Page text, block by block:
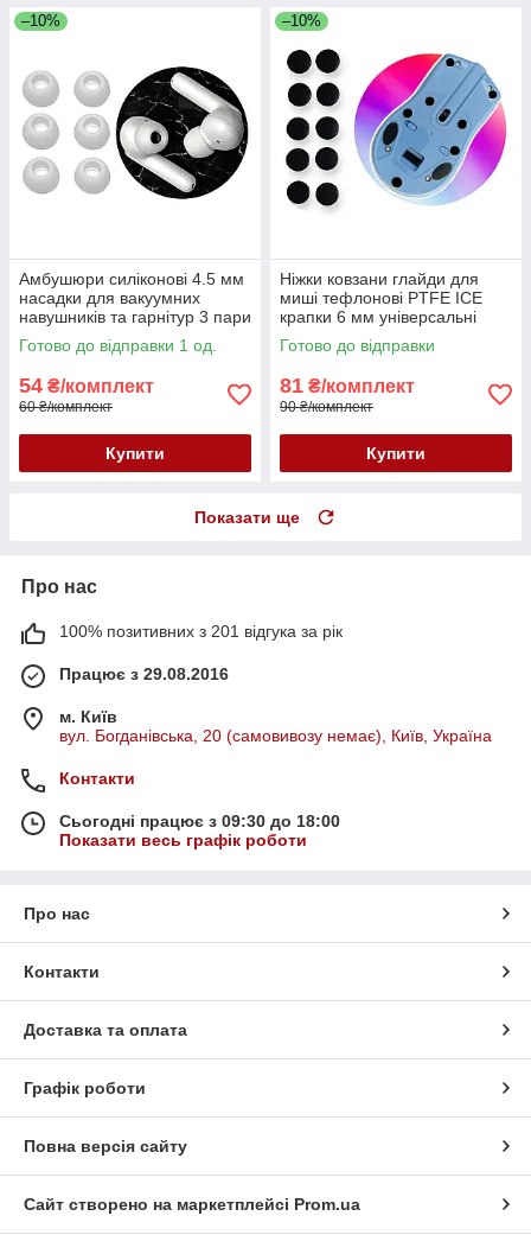
–10%
Амбушюри силіконові 4.5 мм
насадки для вакуумних
навушників та гарнітур 3 пари
розмір M білі
Готово до відправки 1 од.
54 ₴/комплект
60 ₴/комплект
Купити
–10%
Ніжки ковзани глайди для
миші тефлонові PTFE ICE
крапки 6 мм універсальні
чорні 10 шт.
Готово до відправки
81 ₴/комплект
90 ₴/комплект
Купити
Показати ще
Про нас
100% позитивних з 201 відгука за рік
Працює з 29.08.2016
м. Київ
вул. Богданівська, 20 (самовивозу немає), Київ, Україна
Контакти
Сьогодні працює з 09:30 до 18:00
Показати весь графік роботи
Про нас
Контакти
Доставка та оплата
Графік роботи
Повна версія сайту
Сайт створено на маркетплейсі Prom.ua